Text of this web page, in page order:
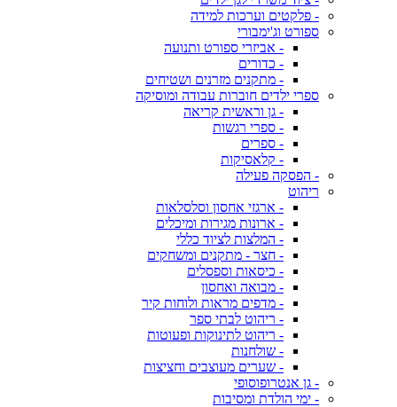
- פלקטים וערכות למידה
ספורט וג'ימבורי
- אביזרי ספורט ותנועה
- כדורים
- מתקנים מזרנים ושטיחים
ספרי ילדים חוברות עבודה ומוסיקה
- גן וראשית קריאה
- ספרי רגשות
- ספרים
- קלאסיקות
- הפסקה פעילה
ריהוט
- ארגזי אחסון וסלסלאות
- ארונות מגירות ומיכלים
- המלצות לציוד כללי
- חצר - מתקנים ומשחקים
- כיסאות וספסלים
- מבואה ואחסון
- מדפים מראות ולוחות קיר
- ריהוט לבתי ספר
- ריהוט לתינוקות ופעוטות
- שולחנות
- שערים מעוצבים וחציצות
- גן אנטרופוסופי
- ימי הולדת ומסיבות